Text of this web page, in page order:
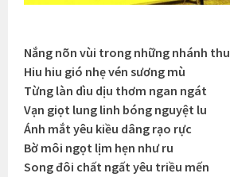
Nắng nõn vùi trong những nhánh thu
Hiu hiu gió nhẹ vén sương mù
Từng làn dìu dịu thơm ngan ngát
Vạn giọt lung linh bóng nguyệt lu
Ánh mắt yêu kiều dâng rạo rực
Bờ môi ngọt lịm hẹn như ru
Song đôi chất ngất yêu triều mến